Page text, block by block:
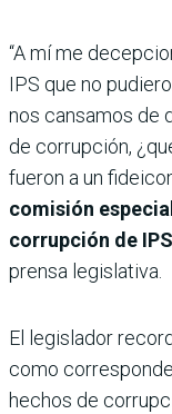
“A mí me
IPS que no
nos cansamos de
de corrupción,
fueron a un
comisión
corrupción de IPS
prensa legislativa.
El legislador
como
hechos de